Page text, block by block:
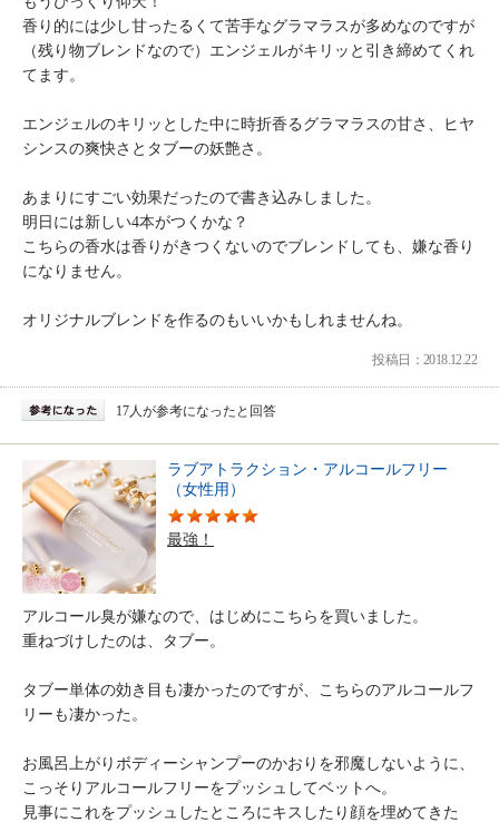
香り的には少し甘ったるくて苦手なグラマラスが多めなのですが
（残り物ブレンドなので）エンジェルがキリッと引き締めてくれ
てます。
エンジェルのキリッとした中に時折香るグラマラスの甘さ、ヒヤ
シンスの爽快さとタブーの妖艶さ。
あまりにすごい効果だったので書き込みしました。
明日には新しい4本がつくかな？
こちらの香水は香りがきつくないのでブレンドしても、嫌な香り
になりません。
オリジナルブレンドを作るのもいいかもしれませんね。
投稿日：2018.12.22
17人が参考になったと回答
ラブアトラクション・アルコールフリー
（女性用）
最強！
アルコール臭が嫌なので、はじめにこちらを買いました。
重ねづけしたのは、タブー。
タブー単体の効き目も凄かったのですが、こちらのアルコールフ
リーも凄かった。
お風呂上がりボディーシャンプーのかおりを邪魔しないように、
こっそりアルコールフリーをプッシュしてベットへ。
見事にこれをプッシュしたところにキスしたり顔を埋めてきた